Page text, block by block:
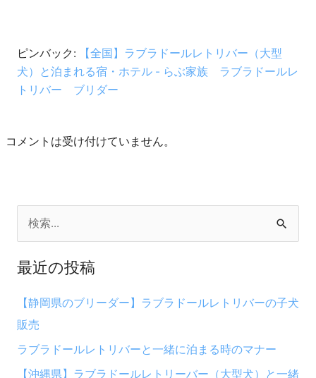
ピンバック:
【全国】ラブラドールレトリバー（大型
犬）と泊まれる宿・ホテル - らぶ家族 ラブラドールレ
トリバー ブリダー
コメントは受け付けていません。
対
最近の投稿
【静岡県のブリーダー】ラブラドールレトリバーの子犬
販売
ラブラドールレトリバーと一緒に泊まる時のマナー
【沖縄県】ラブラドールレトリーバー（大型犬）と一緒